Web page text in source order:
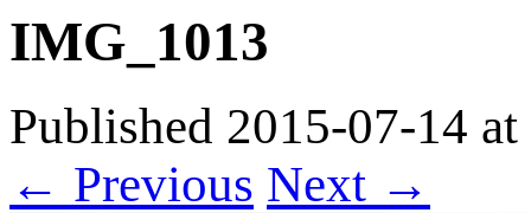
IMG_1013
Published 2015-07-14 at
← Previous Next →